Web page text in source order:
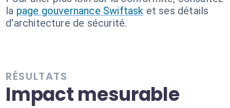
la page gouvernance Swiftask et ses détails
d'architecture de sécurité.
RÉSULTATS
Impact mesurable